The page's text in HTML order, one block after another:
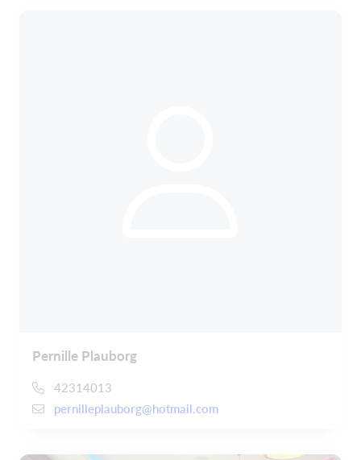
Pernille Plauborg
42314013
pernilleplauborg@hotmail.com